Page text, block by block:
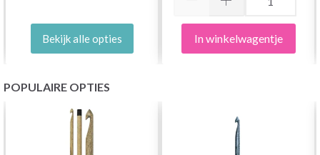
Bekijk alle opties In winkelwagentje
POPULAIRE OPTIES